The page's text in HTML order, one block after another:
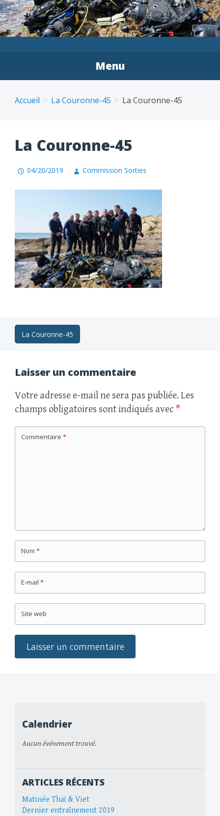
CHÂTEAUNEUF-DE-
Menu
Accueil La Couronne-45 La Couronne-45
La Couronne-45
04/20/2019 Commission Sorties
Navigation
articles
La Couronne-45
Laisser un commentaire
Votre adresse e-mail ne sera pas publiée. Les
champs obligatoires sont indiqués avec *
Commentaire *
Nom *
E-mail *
Site web
Calendrier
Aucun événement trouvé.
ARTICLES RÉCENTS
Matinée Thaï & Viet
Dernier entraînement 2019